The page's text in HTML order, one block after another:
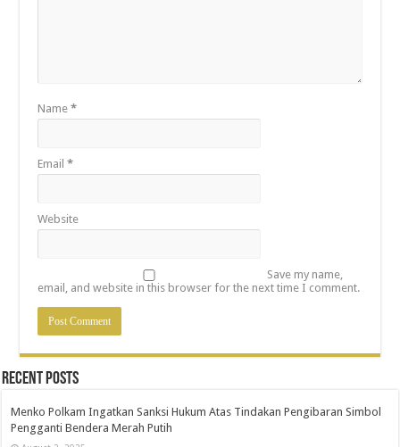
Name*
Email*
Website
Save my name,
email, and website in this browser for the next time I comment.
Recent Posts
Menko Polkam Ingatkan Sanksi Hukum Atas Tindakan Pengibaran Simbol
Pengganti Bendera Merah Putih